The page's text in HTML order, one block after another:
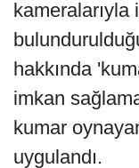
kameralarıyla
hakkında
imkan
kumar
uygulandı.